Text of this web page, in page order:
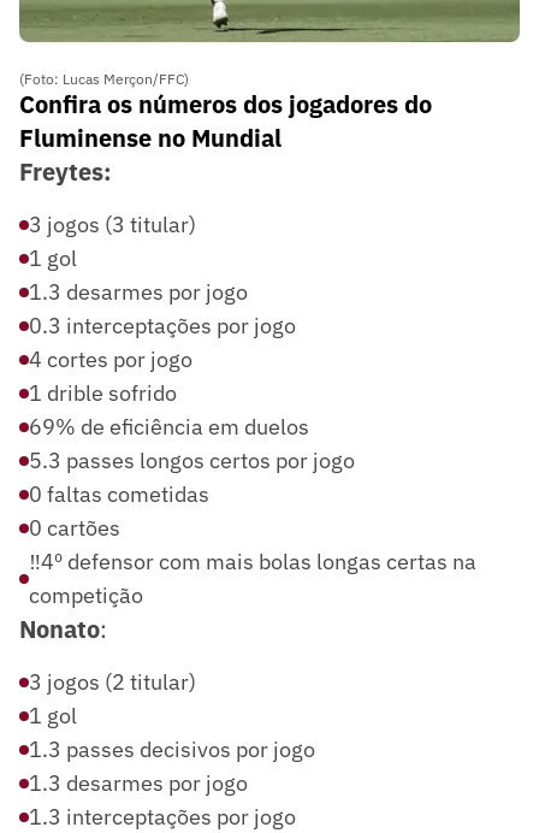
(Foto: Lucas Merçon/FFC)
Confira os números dos jogadores do
Fluminense no Mundial
Freytes:
3 jogos (3 titular)
1 gol
1.3 desarmes por jogo
0.3 interceptações por jogo
4 cortes por jogo
1 drible sofrido
69% de eficiência em duelos
5.3 passes longos certos por jogo
0 faltas cometidas
0 cartões
‼️4º defensor com mais bolas longas certas na
competição
Nonato:
3 jogos (2 titular)
1 gol
1.3 passes decisivos por jogo
1.3 desarmes por jogo
1.3 interceptações por jogo